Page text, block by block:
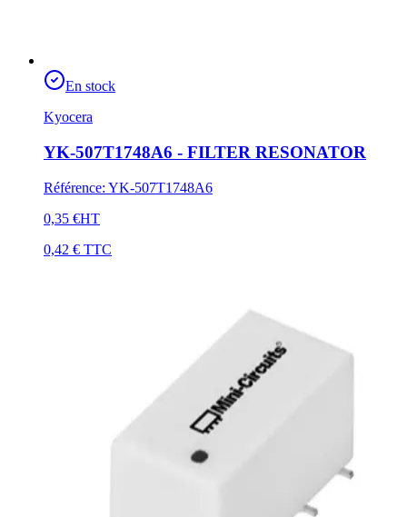
En stock
Kyocera
YK-507T1748A6 - FILTER RESONATOR
Référence: YK-507T1748A6
0,35 €HT
0,42 € TTC